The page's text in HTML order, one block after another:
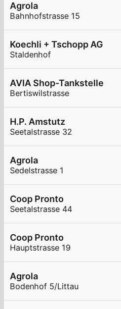
Agrola
Bahnhofstrasse 15
Koechli + Tschopp AG
Staldenhof
AVIA Shop-Tankstelle
Bertiswilstrasse
H.P. Amstutz
Seetalstrasse 32
Agrola
Sedelstrasse 1
Coop Pronto
Seetalstrasse 44
Coop Pronto
Hauptstrasse 19
Agrola
Bodenhof 5/Littau